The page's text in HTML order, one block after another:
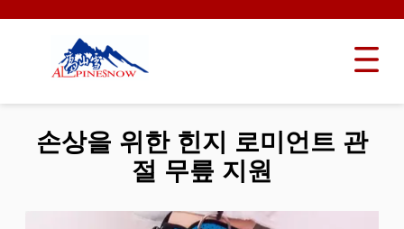
손상을 위한 힌지 로미언트 관
절 무릎 지원